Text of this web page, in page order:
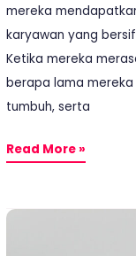
mereka
karyawan yang
Ketika mereka
berapa lama
tumbuh, serta
Read More »
Pengakuan